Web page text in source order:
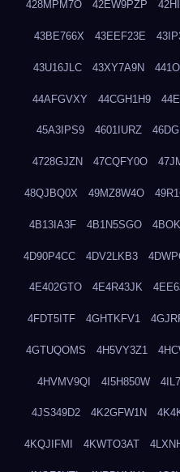
428MPM7O 42EW9PZP
43BE766X 43EEF23E
43U16JLC 43XY7A9N
44AFGVXY 44CGH1H9
45A3IPS9 4601IURZ
4728GJZN 47CQFY0O
48QJBQ0X 49MZ8W4O
4B13IA3F 4B1N5SGO
4D90P4CC 4DV2LKB3
4E402GTO 4E4R43JK
4FDT5ITF 4GHTKFV1
4GTUQOMS 4H5VY3Z1
4HVMV9QI 4I5H850W
4JS349D2 4K2GFW1N
4KQJIFMI 4KWTO3AT